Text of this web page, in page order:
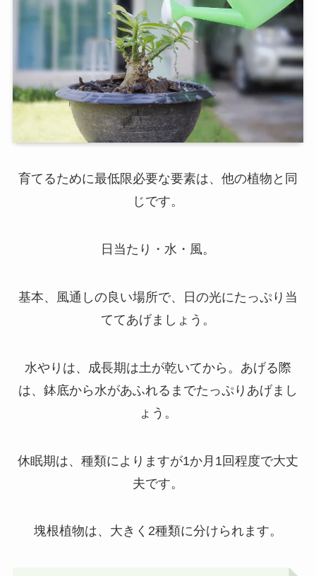
育てるために最低限必要な要素は、他の植物と同
じです。
日当たり・水・風。
基本、風通しの良い場所で、日の光にたっぷり当
ててあげましょう。
水やりは、成長期は土が乾いてから。あげる際
は、鉢底から水があふれるまでたっぷりあげまし
ょう。
休眠期は、種類によりますが1か月1回程度で大丈
夫です。
塊根植物は、大きく2種類に分けられます。